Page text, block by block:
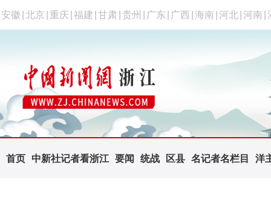
安徽 北京 重庆 福建 甘肃 贵州 广东 广西 海南 河北 河南
首页 中新社记者看浙江 要闻 统战 区县 名记者名栏目 洋